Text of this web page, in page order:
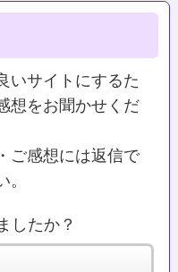
いサイトにするた
想をお聞かせくだ
ご感想には返信で
したか？